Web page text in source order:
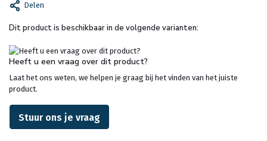
Delen
Dit product is beschikbaar in de volgende varianten:
Heeft u een vraag over dit product?
Laat het ons weten, we helpen je graag bij het vinden van het juiste
product.
Stuur ons je vraag